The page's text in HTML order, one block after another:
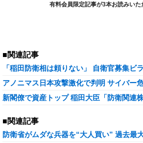
有料会員限定記事が3本お読みいた
■関連記事
「稲田防衛相は頼りない」 自衛官募集ビ
アノニマス日本攻撃激化で判明 サイバー
新閣僚で資産トップ 稲田大臣「防衛関連
■関連記事
防衛省がムダな兵器を“大人買い” 過去最